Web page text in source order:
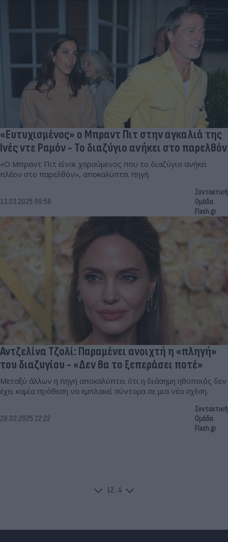
«Ευτυχισμένος» ο Μπραντ Πιτ στην αγκαλιά της
Ινές ντε Ραμόν - Το διαζύγιο ανήκει στο παρελθόν
«Ο Μπραντ Πιτ είναι χαρούμενος που το διαζύγιο ανήκει
πλέον στο παρελθόν», αποκαλύπτει πηγή.
13.03.2025 09:58
Συντακτική
Ομάδα
Flash.gr
Αντζελίνα Τζολί: Παραμένει ανοιχτή η «πληγή»
του διαζυγίου - «Δεν θα το ξεπεράσει ποτέ»
Μεταξύ άλλων η πηγή αποκαλύπτει ότι η διάσημη ηθοποιός δεν
έχει καμία πρόθεση να εμπλακεί σύντομα σε μια νέα σχέση.
28.02.2025 22:22
Συντακτική
Ομάδα
Flash.gr
12...4